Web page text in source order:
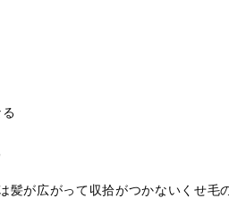
が広がって収拾がつかないくせ毛